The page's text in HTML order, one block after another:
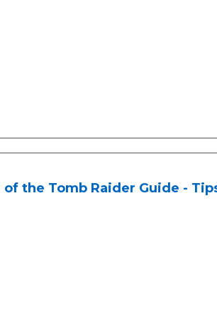
of the Tomb Raider Guide -